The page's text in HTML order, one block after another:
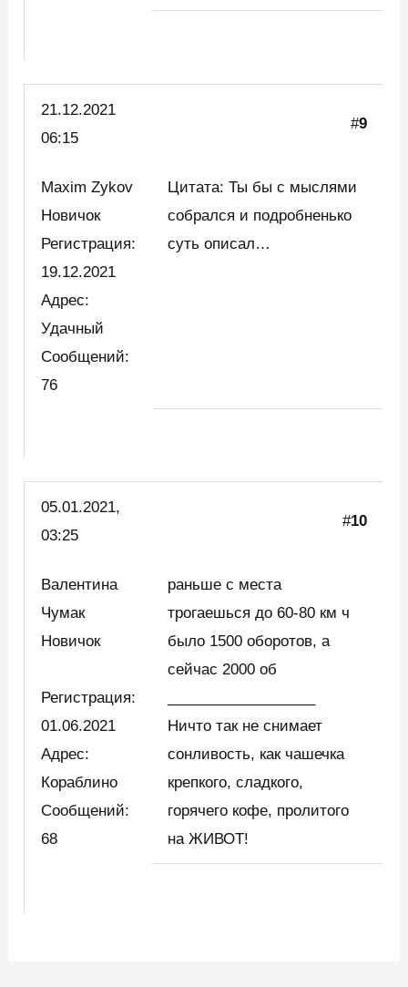
21.12.2021
06:15
#9
Maxim Zykov
Новичок
Регистрация:
19.12.2021
Адрес:
Удачный
Сообщений:
76
Цитата: Ты бы с мыслями
собрался и подробненько
суть описал…
05.01.2021,
03:25
#10
Валентина
Чумак
Новичок
Регистрация:
01.06.2021
Адрес:
Кораблино
Сообщений:
68
раньше с места
трогаешься до 60-80 км ч
было 1500 оборотов, а
сейчас 2000 об
Ничто так не снимает
сонливость, как чашечка
крепкого, сладкого,
горячего кофе, пролитого
на ЖИВОТ!